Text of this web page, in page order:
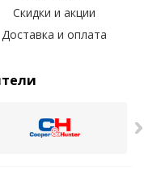
Скидки и акции
Доставка и оплата